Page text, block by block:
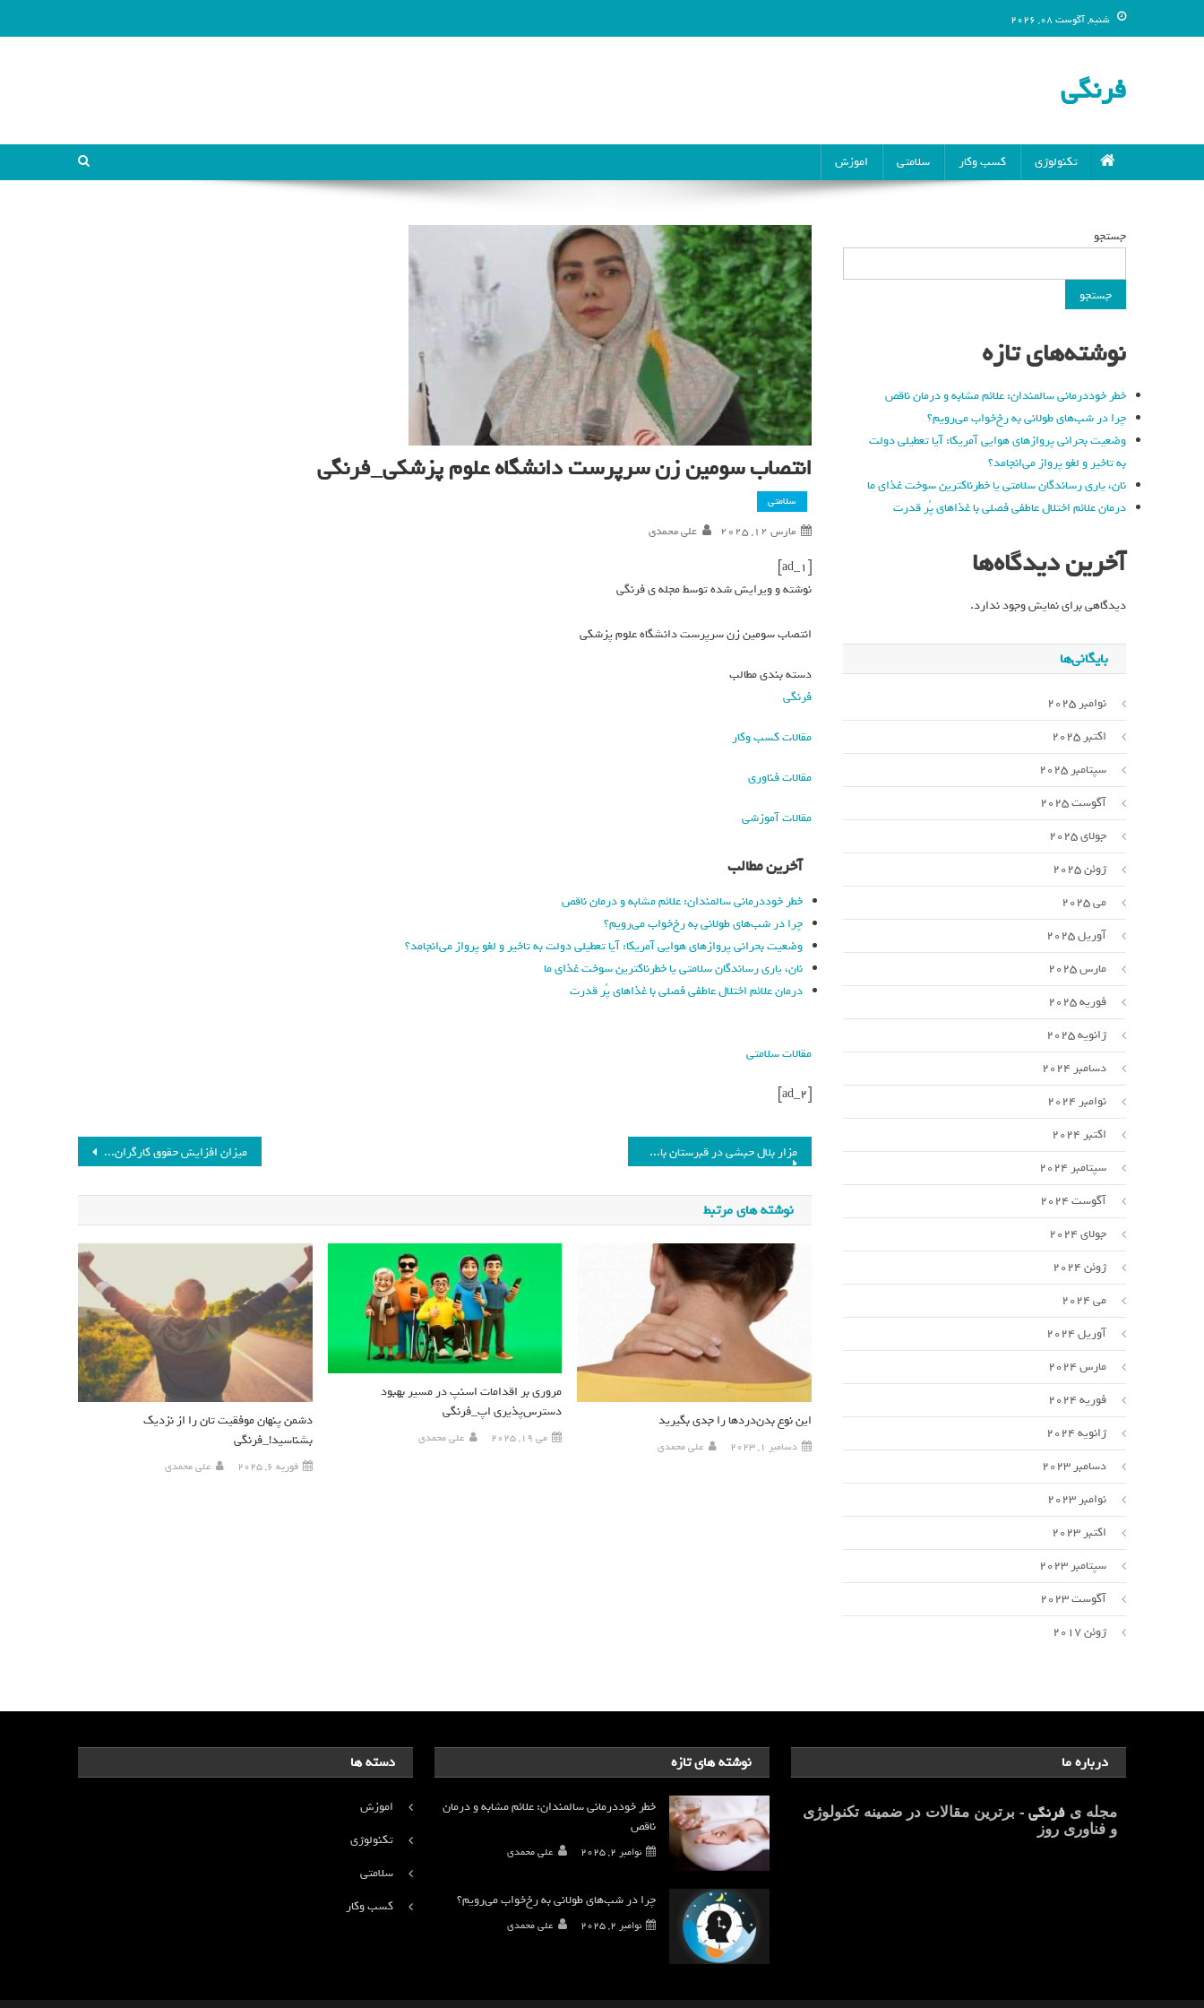
شنبه, آگوست 08, 2026
فرنگی
تکنولوژی کسب وکار سلامتی اموزش
انتصاب سومین زن سرپرست دانشگاه علوم پزشکی_فرنگی
سلامتی
مارس 12, 2025 علی محمدی
[ad_1]
نوشته و ویرایش شده توسط مجله ی فرنگی
انتصاب سومین زن سرپرست دانشگاه علوم پزشکی
دسته بندی مطالب
فرنگی
مقالات کسب وکار
مقالات فناوری
مقالات آموزشی
آخرین مطالب
خطر خوددرمانی سالمندان: علائم مشابه و درمان ناقص
چرا در شب‌های طولانی به رخ‌خواب می‌رویم؟
وضعیت بحرانی پروازهای هوایی آمریکا: آیا تعطیلی دولت به تاخیر و لغو پرواز می‌انجامد؟
نان، یاری رساندگان سلامتی یا خطرناکترین سوخت غذای ما
درمان علائم اختلال عاطفی فصلی با غذاهای پُر قدرت
مقالات سلامتی
[ad_2]
میزان افزایش حقوق کارگران ۱۴۰۴ اعلام شد_فرنگی مزار بلال حبشی در قبرستان باب‌الصغیر سوریه_فرنگی
نوشته های مرتبط
دشمن پنهان موفقیت تان را از نزدیک
بشناسید!_فرنگی
فوریه 6, 2025 علی محمدی
مروری بر اقدامات اسنپ در مسیر بهبود
دسترس‌پذیری اپ_فرنگی
می 19, 2025 علی محمدی
این نوع بدن‌دردها را جدی بگیرید
دسامبر 1, 2023 علی محمدی
جستجو
جستجو
نوشته‌های تازه
خطر خوددرمانی سالمندان: علائم مشابه و درمان ناقص
چرا در شب‌های طولانی به رخ‌خواب می‌رویم؟
وضعیت بحرانی پروازهای هوایی آمریکا: آیا تعطیلی دولت
به تاخیر و لغو پرواز می‌انجامد؟
نان، یاری رساندگان سلامتی یا خطرناکترین سوخت غذای ما
درمان علائم اختلال عاطفی فصلی با غذاهای پُر قدرت
آخرین دیدگاه‌ها
دیدگاهی برای نمایش وجود ندارد.
بایگانی‌ها
نوامبر 2025
اکتبر 2025
سپتامبر 2025
آگوست 2025
جولای 2025
ژوئن 2025
می 2025
آوریل 2025
مارس 2025
فوریه 2025
ژانویه 2025
دسامبر 2024
نوامبر 2024
اکتبر 2024
سپتامبر 2024
آگوست 2024
جولای 2024
ژوئن 2024
می 2024
آوریل 2024
مارس 2024
فوریه 2024
ژانویه 2024
دسامبر 2023
نوامبر 2023
اکتبر 2023
سپتامبر 2023
آگوست 2023
ژوئن 2017
دسته ها
اموزش
تکنولوژی
سلامتی
کسب وکار
نوشته های تازه
خطر خوددرمانی سالمندان: علائم مشابه و درمان
ناقص
نوامبر 2, 2025 علی محمدی
چرا در شب‌های طولانی به رخ‌خواب می‌رویم؟
نوامبر 2, 2025 علی محمدی
درباره ما
مجله یفرنگی - برترین مقالات در ضمینه تکنولوژی
و فناوری روز